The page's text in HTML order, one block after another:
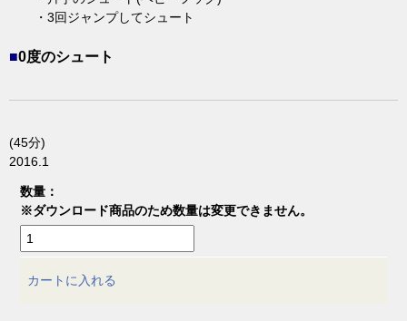
・3回ジャンプしてシュート
■0度のシュート
(45分)
2016.1
数量：
※ダウンロード商品のため数量は変更できません。
カートに入れる